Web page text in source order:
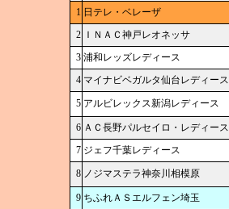
1 日テレ・ベレーザ
2
ＩＮＡＣ神戸レオネッサ
3 浦和レッズレディース
4 マイナビベガルタ仙台レディース
5 アルビレックス新潟レディース
6 ＡＣ長野パルセイロ・レディース
7 ジェフ千葉レディース
8 ノジマステラ神奈川相模原
9 ちふれＡＳエルフェン埼玉